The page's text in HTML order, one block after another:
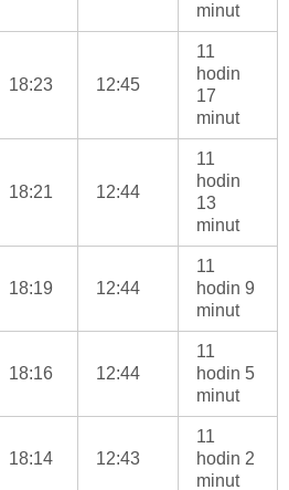
minut
18:23 12:45
11
hodin
17
minut
18:21 12:44
11
hodin
13
minut
18:19 12:44
11
hodin 9
minut
18:16 12:44
11
hodin 5
minut
18:14 12:43
11
hodin 2
minut